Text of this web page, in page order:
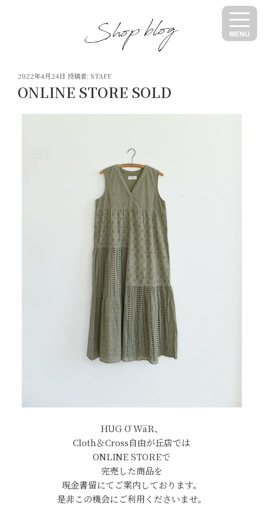
投
稿
日:
2022年4月24日 投稿者: STAFF
ONLINE STORE SOLD
HUG Ō WäR、
Cloth＆Cross自由が丘店では
ONLINE STOREで
完売した商品を
現金書留にてご案内しております。
是非この機会にご利用くださいませ。